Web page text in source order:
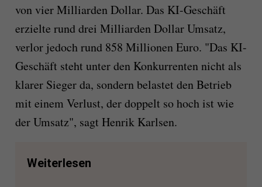
von vier Milliarden Dollar. Das KI-Geschäft
erzielte rund drei Milliarden Dollar Umsatz,
verlor jedoch rund 858 Millionen Euro. "Das KI-
Geschäft steht unter den Konkurrenten nicht als
klarer Sieger da, sondern belastet den Betrieb
mit einem Verlust, der doppelt so hoch ist wie
der Umsatz", sagt Henrik Karlsen.
Weiterlesen